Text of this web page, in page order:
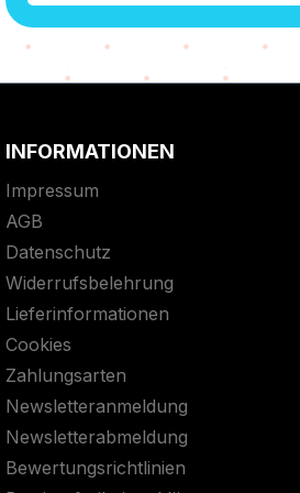
INFORMATIONEN
Impressum
AGB
Datenschutz
Widerrufsbelehrung
Lieferinformationen
Cookies
Zahlungsarten
Newsletteranmeldung
Newsletterabmeldung
Bewertungsrichtlinien